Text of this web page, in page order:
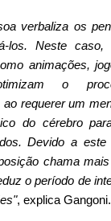
verbaliza os
los. Neste caso,
animações,
o
ao requerer um
do cérebro
Devido a este
chama
o período de
, explica Gangoni.